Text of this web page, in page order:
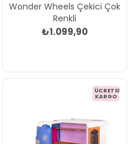
Wonder Wheels Çekici Çok
Renkli
₺1.099,90
ÜCRETSIZ
KARGO